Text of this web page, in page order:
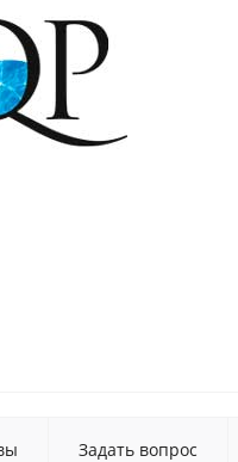
Задать вопрос